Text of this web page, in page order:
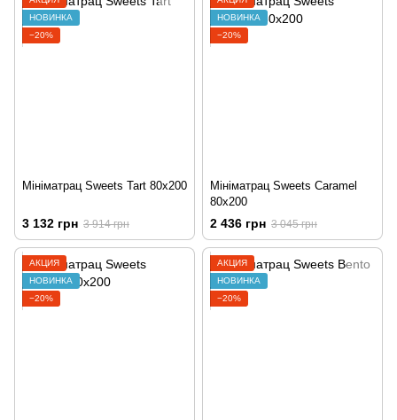
НОВИНКА
−20%
Мініматрац Sweets Tart 80x200
3 132 грн 3 914 грн
НОВИНКА
−20%
Мініматрац Sweets Caramel
80x200
2 436 грн 3 045 грн
АКЦИЯ
НОВИНКА
−20%
АКЦИЯ
НОВИНКА
−20%